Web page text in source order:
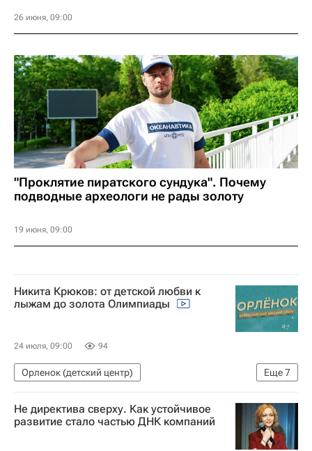
26 июня, 09:00
"Проклятие пиратского сундука". Почему
подводные археологи не рады золоту
19 июня, 09:00
Никита Крюков: от детской любви к
лыжам до золота Олимпиады
24 июля, 09:00 94
Еще7
Орленок (детский центр)
Социальный навигатор
Детские вопросы
Юнкоры России сегодня
Не директива сверху. Как устойчивое
развитие стало частью ДНК компаний